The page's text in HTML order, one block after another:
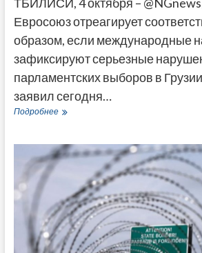
Евросоюз отреагирует
образом, если международные
зафиксируют серьезные
парламентских выборов в
заявил сегодня…
ПодробнееГерчинский
Грузии
об
в
случае
серьезных
нарушений
на